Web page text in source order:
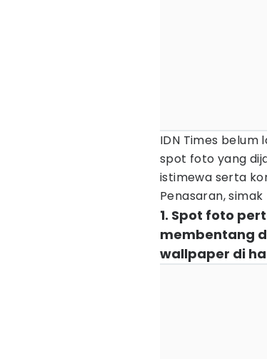
IDN Times belum
spot foto yang
istimewa serta
Penasaran,
1. Spot foto
membentang
wallpaper di